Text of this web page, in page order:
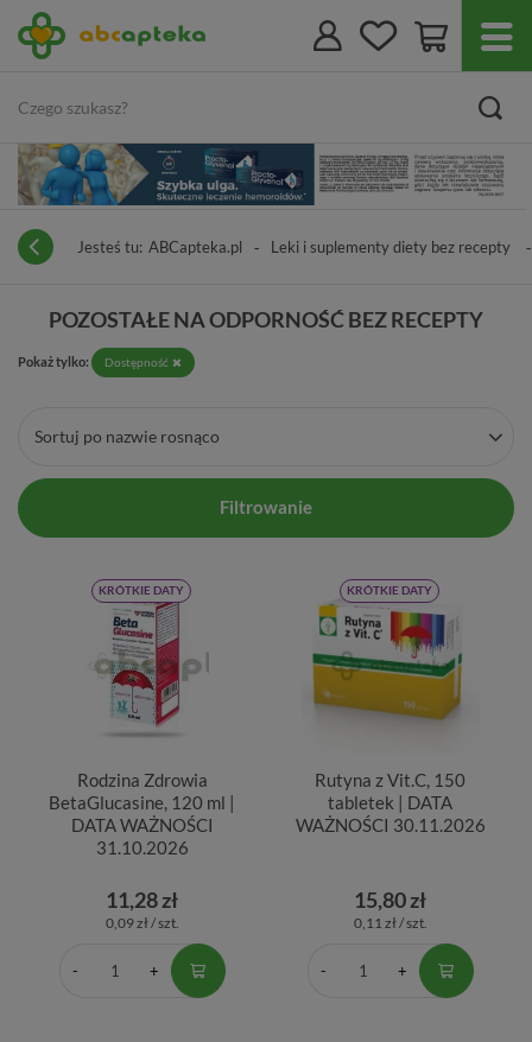
Jesteś tu: ABCapteka.pl Leki i suplementy diety bez recepty
POZOSTAŁE NA ODPORNOŚĆ BEZ RECEPTY
Pokaż tylko: Dostępność
Sortuj po nazwie rosnąco
Filtrowanie
KRÓTKIE DATY
Rodzina Zdrowia
BetaGlucasine, 120 ml |
DATA WAŻNOŚCI
31.10.2026
11,28 zł
0,09 zł / szt.
KRÓTKIE DATY
Rutyna z Vit.C, 150
tabletek | DATA
WAŻNOŚCI 30.11.2026
15,80 zł
0,11 zł / szt.